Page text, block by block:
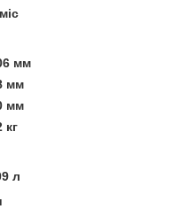
мм
мм
мм
кг
л